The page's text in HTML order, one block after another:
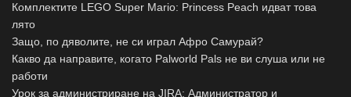
Комплектите LEGO Super Mario: Princess Peach идват това
лято
Защо, по дяволите, не си играл Афро Самурай?
Какво да направите, когато Palworld Pals не ви слуша или не
работи
Урок за администриране на JIRA: Администратор и